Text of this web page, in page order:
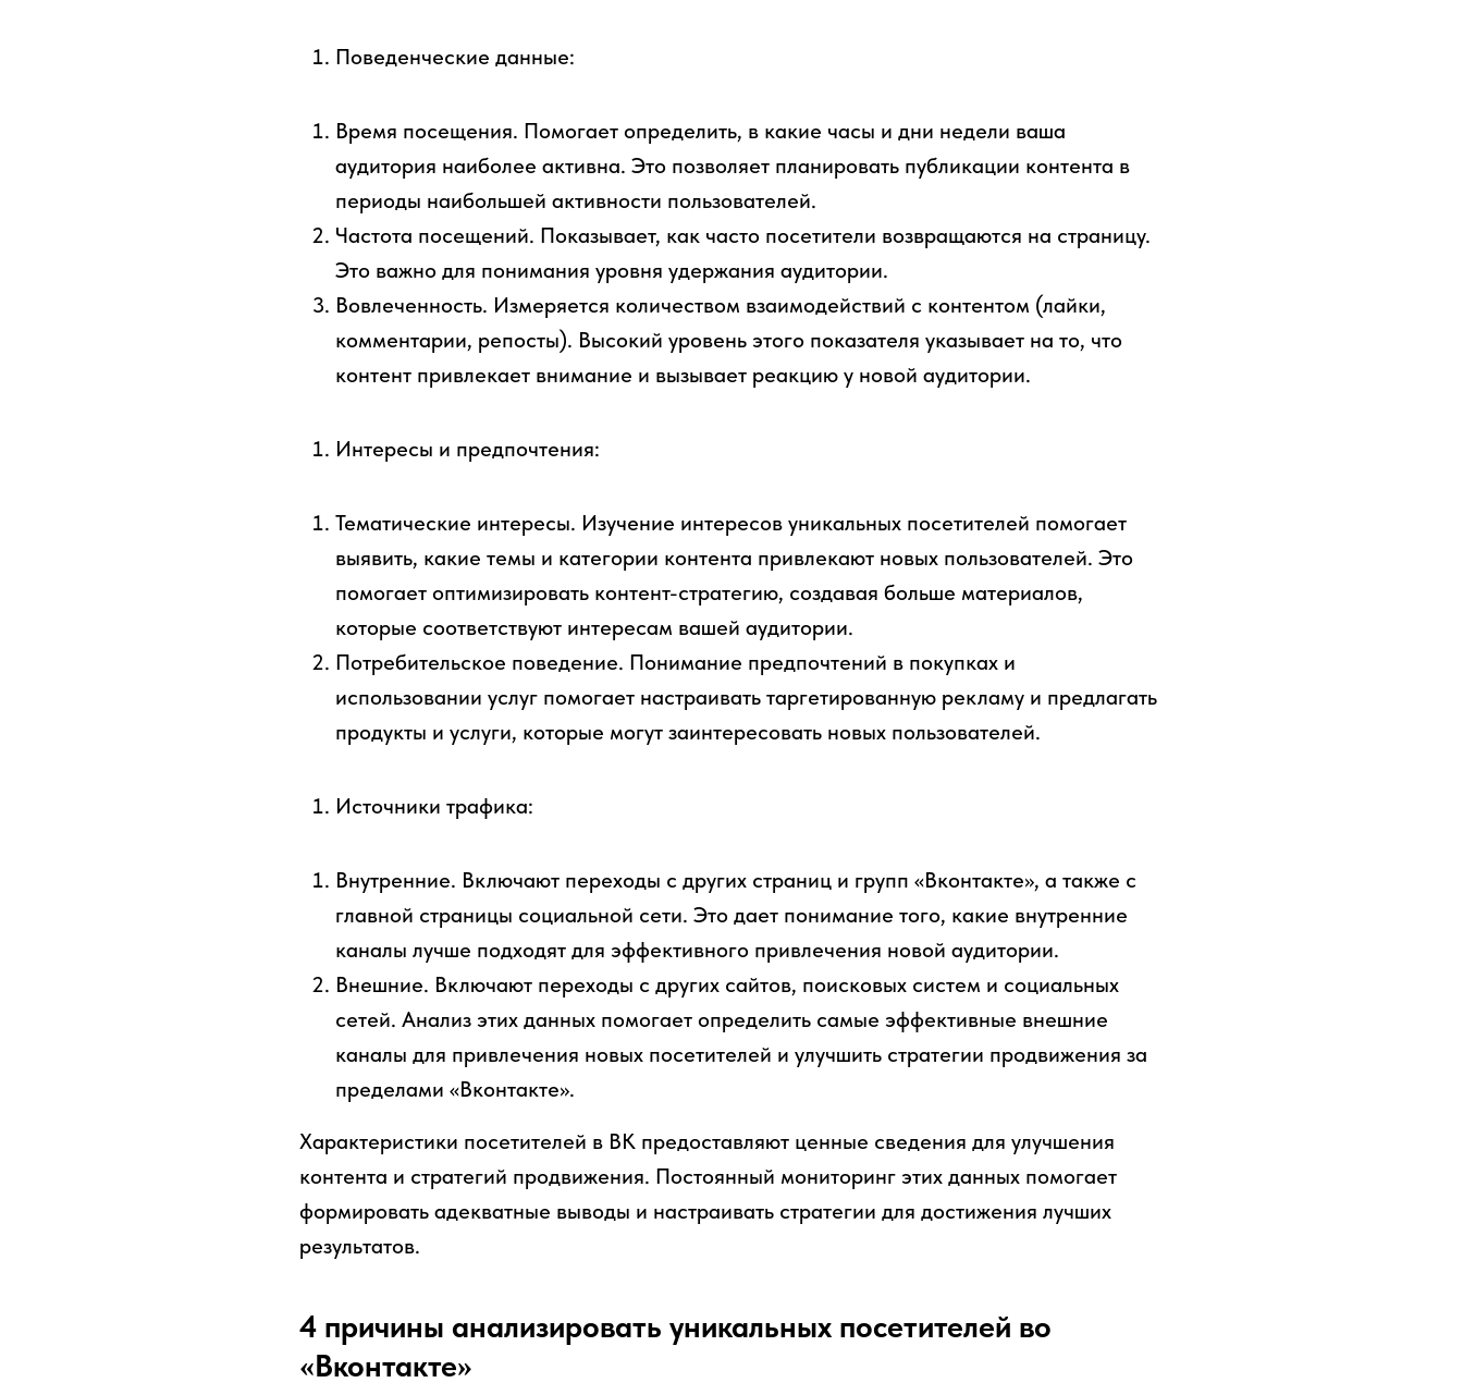
Поведенческие данные:
Время посещения. Помогает определить, в какие часы и дни недели ваша
аудитория наиболее активна. Это позволяет планировать публикации контента в
периоды наибольшей активности пользователей.
Частота посещений. Показывает, как часто посетители возвращаются на страницу.
Это важно для понимания уровня удержания аудитории.
Вовлеченность. Измеряется количеством взаимодействий с контентом (лайки,
комментарии, репосты). Высокий уровень этого показателя указывает на то, что
контент привлекает внимание и вызывает реакцию у новой аудитории.
Интересы и предпочтения:
Тематические интересы. Изучение интересов уникальных посетителей помогает
выявить, какие темы и категории контента привлекают новых пользователей. Это
помогает оптимизировать контент-стратегию, создавая больше материалов,
которые соответствуют интересам вашей аудитории.
Потребительское поведение. Понимание предпочтений в покупках и
использовании услуг помогает настраивать таргетированную рекламу и предлагать
продукты и услуги, которые могут заинтересовать новых пользователей.
Источники трафика:
Внутренние. Включают переходы с других страниц и групп «Вконтакте», а также с
главной страницы социальной сети. Это дает понимание того, какие внутренние
каналы лучше подходят для эффективного привлечения новой аудитории.
Внешние. Включают переходы с других сайтов, поисковых систем и социальных
сетей. Анализ этих данных помогает определить самые эффективные внешние
каналы для привлечения новых посетителей и улучшить стратегии продвижения за
пределами «Вконтакте».
Характеристики посетителей в ВК предоставляют ценные сведения для улучшения
контента и стратегий продвижения. Постоянный мониторинг этих данных помогает
формировать адекватные выводы и настраивать стратегии для достижения лучших
результатов.
4 причины анализировать уникальных посетителей во
«Вконтакте»